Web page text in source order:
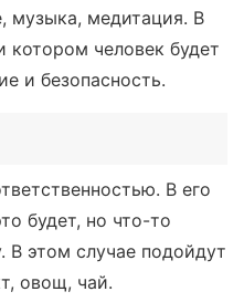
музыка, медитация. В
человек будет
и безопасность.
В его
будет, но что-то
В этом случае подойдут
овощ, чай.